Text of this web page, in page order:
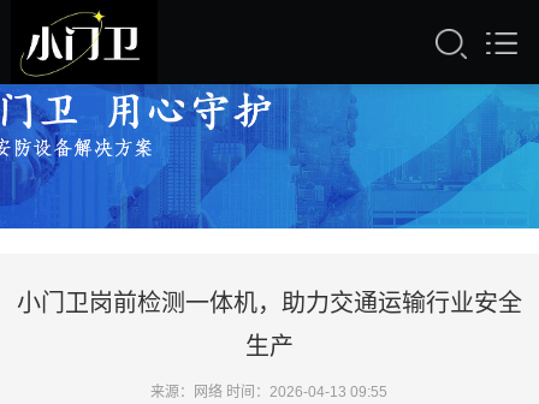
小门卫岗前检测一体机，助力交通运输行业安全
生产
来源：网络 时间：2026-04-13 09:55